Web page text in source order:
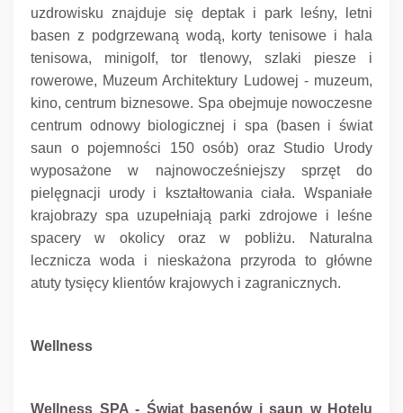
uzdrowisku znajduje się deptak i park leśny, letni
basen z podgrzewaną wodą, korty tenisowe i hala
tenisowa, minigolf, tor tlenowy, szlaki piesze i
rowerowe, Muzeum Architektury Ludowej - muzeum,
kino, centrum biznesowe. Spa obejmuje nowoczesne
centrum odnowy biologicznej i spa (basen i świat
saun o pojemności 150 osób) oraz Studio Urody
wyposażone w najnowocześniejszy sprzęt do
pielęgnacji urody i kształtowania ciała.
Wspaniałe
krajobrazy spa uzupełniają parki zdrojowe i leśne
spacery w okolicy oraz w pobliżu.
Naturalna
lecznicza woda i nieskażona przyroda to główne
atuty tysięcy klientów krajowych i zagranicznych.
Wellness
Wellness SPA - Świat basenów i saun w Hotelu